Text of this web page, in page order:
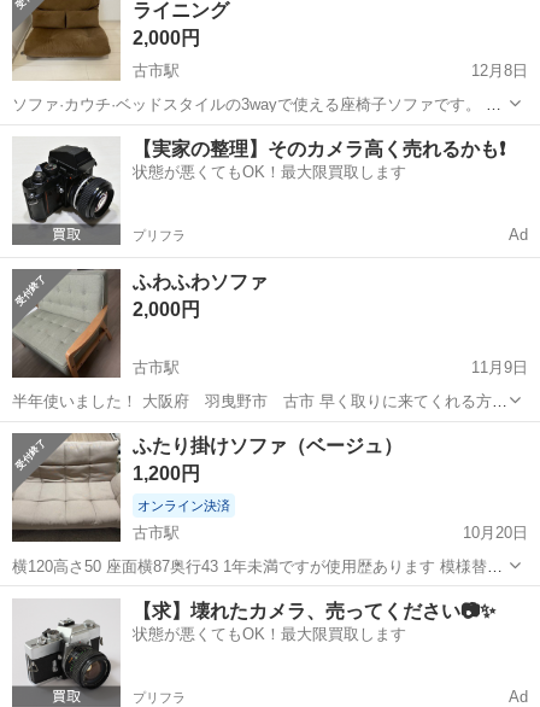
ライニング
2,000円
古市駅
12月8日
ソファ·カウチ·ベッドスタイルの3wayで使える座椅子ソファです。 し
っかりとした厚みのある座面と、背もたれは細かく調整できるリクラ
イニング付き。 三年ほど使用しましたが、目立った汚れもなく綺麗で
す。 お渡しする際には低...
大阪 羽曳野市 古市駅 ソファ リクライニング
【実家の整理】そのカメラ高く売れるかも❗️
状態が悪くてもOK！最大限買取します
プリフラ Ad
ふわふわソファ
2,000円
古市駅
11月9日
半年使いました！ 大阪府 羽曳野市 古市 早く取りに来てくれる方優
先します！
大阪 羽曳野市 古市駅
ふたり掛けソファ（ベージュ）
1,200円
オンライン決済
古市駅
10月20日
横120高さ50 座面横87奥行43 1年未満ですが使用歴あります 模様替え
のため出品します 足を取り替えてローソファにすることも可能です 自
宅まで引き取りに来れる方優先させていただきます
大阪 羽曳野市 古市駅 ふたり
【求】壊れたカメラ、売ってください📷✨
状態が悪くてもOK！最大限買取します
プリフラ Ad